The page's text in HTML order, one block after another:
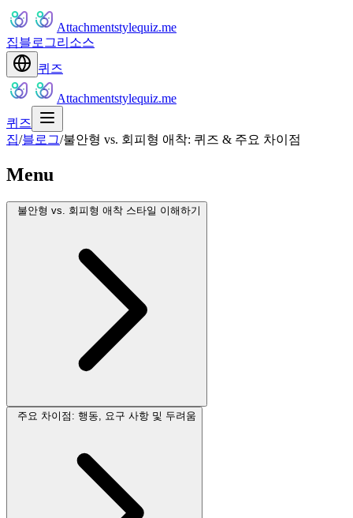
Attachmentstylequiz.me
집블로그리소스
퀴즈
Attachmentstylequiz.me
퀴즈
집/블로그/불안형 vs. 회피형 애착: 퀴즈 & 주요 차이점
Menu
불안형 vs. 회피형 애착 스타일 이해하기
주요 차이점: 행동, 요구 사항 및 두려움